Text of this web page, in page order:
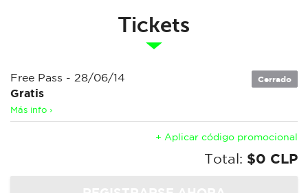
Tickets
Free Pass - 28/06/14
Gratis
Más info ›
Cerrado
+ Aplicar código promocional
Total: $0 CLP